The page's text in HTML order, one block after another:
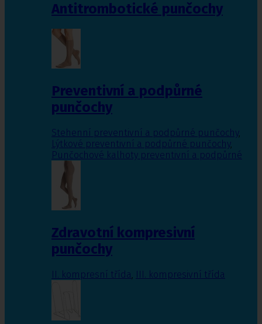
Antitrombotické punčochy
Preventivní a podpůrné
punčochy
Stehenní preventivní a podpůrné punčochy,
Lýtkové preventivní a podpůrné punčochy,
Punčochové kalhoty preventivní a podpůrné
Zdravotní kompresivní
punčochy
II. kompresní třída III. kompresivní třída